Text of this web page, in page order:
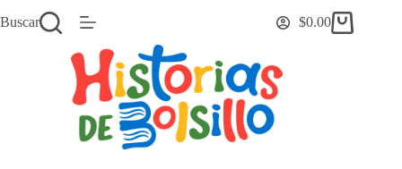
al
Buscar
Carro
$0.00